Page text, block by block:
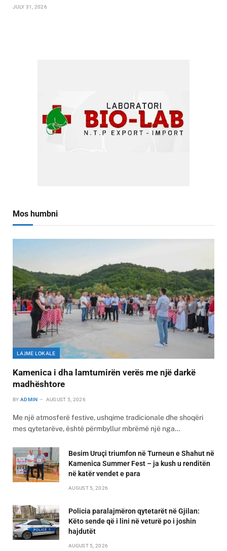
JULY 31, 2026
Mos humbni
LAJME LOKALE
Kamenica i dha lamtumirën verës me një darkë
madhështore
BY ADMIN AUGUST 5, 2026
Me një atmosferë festive, ushqime tradicionale dhe shoqëri
mes qytetarëve, është përmbyllur mbrëmë një nga…
Besim Uruçi triumfon në Turneun e Shahut në
Kamenica Summer Fest – ja kush u renditën
në katër vendet e para
AUGUST 5, 2026
Policia paralajmëron qytetarët në Gjilan:
Këto sende që i lini në veturë po i joshin
hajdutët
AUGUST 5, 2026